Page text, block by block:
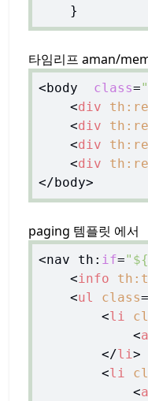
타임리프 aman/
<body class=
<div
<div
<div
<div
paging 템플릿 에서
<nav th: if=
<info
<ul class=
<li
<a
</li>
<li
<a